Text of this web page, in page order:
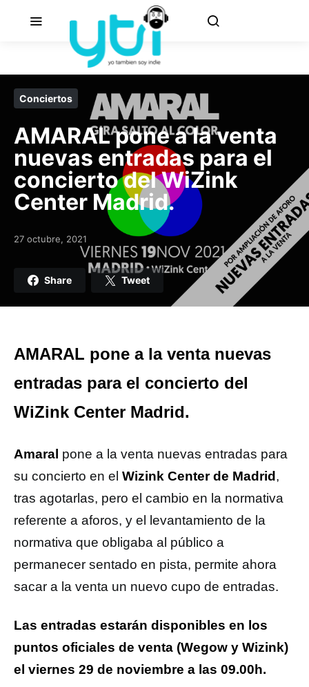
Conciertos
AMARAL pone a la venta
nuevas entradas para el
concierto del WiZink
Center Madrid.
Posted on
27 octubre, 2021
Share Tweet
AMARAL pone a la venta nuevas
entradas para el concierto del
WiZink Center Madrid.
Amaral pone a la venta nuevas entradas para
su concierto en el Wizink Center de Madrid ,
tras agotarlas, pero el cambio en la normativa
referente a aforos, y el levantamiento de la
normativa que obligaba al público a
permanecer sentado en pista, permite ahora
sacar a la venta un nuevo cupo de entradas.
Las entradas estarán disponibles en los
puntos oficiales de venta (Wegow y Wizink)
el viernes 29 de noviembre a las 09.00h.